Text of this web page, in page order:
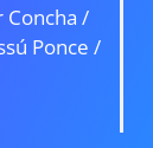
Concha /
Ponce /